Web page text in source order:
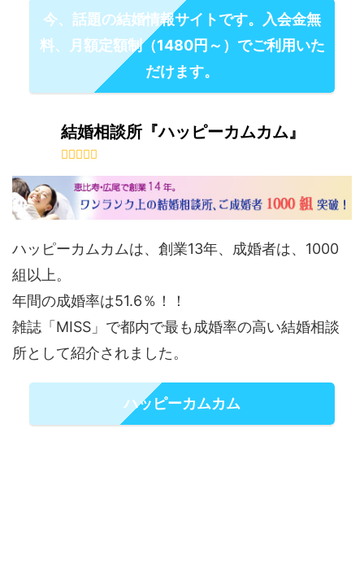
今、話題の結婚情報サイトです。入会金無
料、月額定額制（1480円～）でご利用いた
だけます。
結婚相談所『ハッピーカムカム』
ハッピーカムカムは、創業13年、成婚者は、1000
組以上。
年間の成婚率は51.6％！！
雑誌「MISS」で都内で最も成婚率の高い結婚相談
所として紹介されました。
ハッピーカムカム